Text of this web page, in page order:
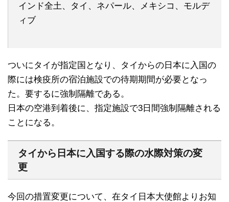
インド全土、タイ、ネパール、メキシコ、モルデ
ィブ
ついにタイが指定国となり、タイからの日本に入国の
際には検疫所の宿泊施設での待期期間が必要となっ
た。要するに強制隔離である。
日本の空港到着後に、指定施設で3日間強制隔離される
ことになる。
タイから日本に入国する際の水際対策の変
更
今回の措置変更について、在タイ日本大使館よりお知